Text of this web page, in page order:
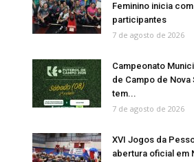
Feminino inicia
participantes
7 de agosto de 2026
Campeonato
de Campo de Nova
tem...
7 de agosto de 2026
XVI Jogos da
abertura oficial em